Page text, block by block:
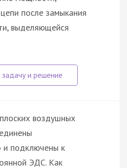
после замыкания
выделяющейся
воздушных
и подключены к
ЭДС. Как